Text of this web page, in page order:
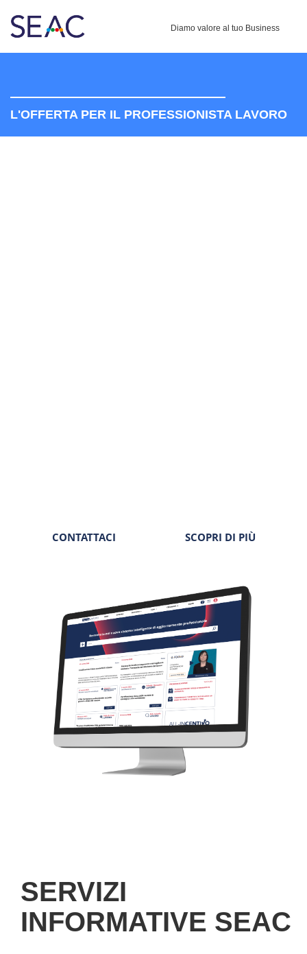
Diamo valore al tuo Business
L'OFFERTA PER IL PROFESSIONISTA LAVORO
CONTATTACI SCOPRI DI PIÙ
SERVIZI
INFORMATIVE SEAC